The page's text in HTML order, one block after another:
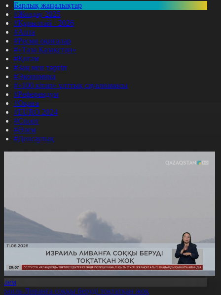
Барлық жаңалықтар
#Жолдау 2025
#Құрылтай - 2026
#Апта
#Ресми оқиғалар
#«Таза Қазақстан»
#Қоғам
#Заң мен тәртіп
#Экономика
#«100 кітап» ұлттық сауалнамасы
#Референдум
#Оқиға
#EURO 2024
#Спорт
#Әлем
#Денсаулық
Ливанға соққы беруді тоқтатқан жоқ